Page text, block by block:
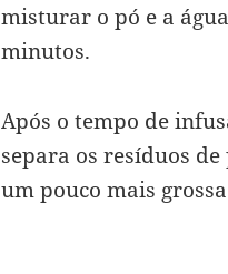
misturar o pó e a
minutos.
Após o tempo de
separa os resíduos
um pouco mais